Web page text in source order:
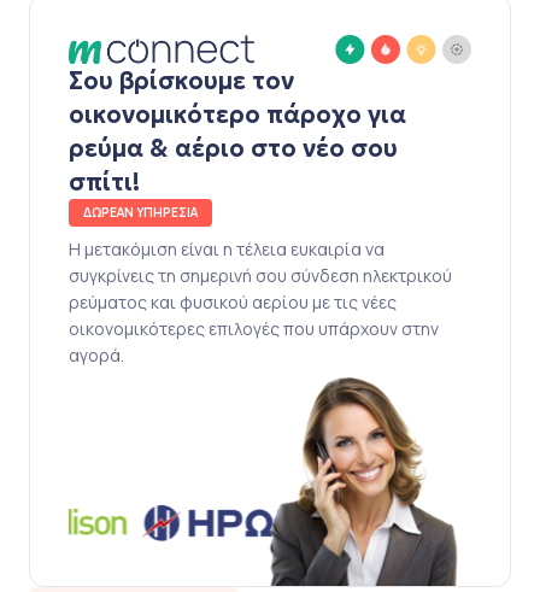
Σου βρίσκουμε τον
οικονομικότερο πάροχο για
ρεύμα & αέριο στο νέο σου
σπίτι!
ΔΩΡΕΑΝ ΥΠΗΡΕΣΙΑ
Η μετακόμιση είναι η τέλεια ευκαιρία να
συγκρίνεις τη σημερινή σου σύνδεση ηλεκτρικού
ρεύματος και φυσικού αερίου με τις νέες
οικονομικότερες επιλογές που υπάρχουν στην
αγορά.